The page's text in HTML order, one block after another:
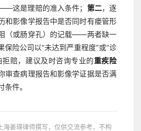
这是理赔的准入条件； 第二，逐
和影像学报告中是否同时有瘘管形
（或肠穿孔）的记载——两者缺一
保险公司以“未达到严重程度”或“诊
拒赔，建议及时咨询专业的重疾险
审查病理报告和影像学证据是否满
条件。
海姜瑛律师撰写，仅供交流参考，不构